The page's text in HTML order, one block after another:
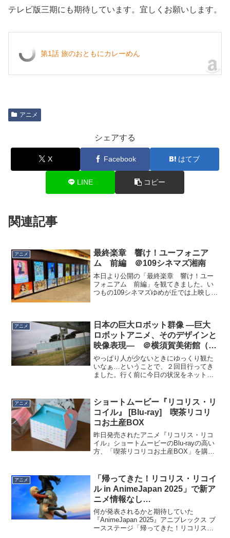
テレビ版三期にも期待しています。宜しくお願いします。
第1話 旅のおともにカレーめん
アニメ
シェアする
X Facebook はてブ
LINE コピー
関連記事
アニメ
最終楽章 響け！ユーフォニア
ム 前編 ＠109シネマズ湘南
本日より公開の「最終楽章 響け！ユー
フォニアム 前編」を観てきました。い
つもの109シネマズゆめが丘では上映して
り記憶が飛んでた...
アニメ
日本の巨大ロボット群像 ―巨大
ロボットアニメ、そのデザインと
映像表現― ＠横須賀美術館（２
回目）
やっぱり人が少ないときにゆっくり観た
いなぁ…ということで、２回目行ってき
ました。行く前に今日の状況をネットで
え）× 石渡マコト（ニトロプラス）2024
年2月23日 (金)...
アニメ
ショートムービー『リコリス・リ
コイル』 [Blu-ray] 喫茶リコリ
コお土産BOX
昨日発売されたアニメ『リコリス・リコ
イル』ショートムービーのBlu-rayの高い
方、「喫茶リコリコお土産BOX」を購入
ばいいんだろ」という雑な判断基準で動
いてたんですよね...
アニメ
「帰ってきた！リコリス・リコイ
ル in AnimeJapan 2025」で新ア
ニメ情報なし…
何が発表されるかと期待していた
『AnimeJapan 2025』アニプレックス ブ
ースステージ「帰ってきた！リコリス・